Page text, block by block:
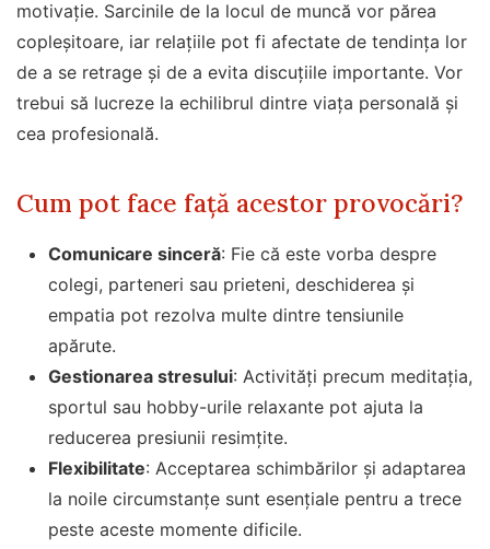
motivație. Sarcinile de la locul de muncă vor părea
copleșitoare, iar relațiile pot fi afectate de tendința lor
de a se retrage și de a evita discuțiile importante. Vor
trebui să lucreze la echilibrul dintre viața personală și
cea profesională.
Cum pot face față acestor provocări?
Comunicare sinceră: Fie că este vorba despre
colegi, parteneri sau prieteni, deschiderea și
empatia pot rezolva multe dintre tensiunile
apărute.
Gestionarea stresului: Activități precum meditația,
sportul sau hobby-urile relaxante pot ajuta la
reducerea presiunii resimțite.
Flexibilitate: Acceptarea schimbărilor și adaptarea
la noile circumstanțe sunt esențiale pentru a trece
peste aceste momente dificile.